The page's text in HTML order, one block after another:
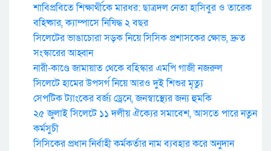
শাবিপ্রবিতে শিক্ষার্থীকে মারধর: ছাত্রদল নেতা হাসিবুর ও তারেক
বহিষ্কার, ক্যাম্পাসে নিষিদ্ধ ২ বছর
সিলেটের ভাঙাচোরা সড়ক নিয়ে সিসিক প্রশাসকের ক্ষোভ, দ্রুত
সংস্কারের আহ্বান
নারী-কাণ্ডে জামায়াত থেকে বহিস্কার এমপি গাজী নজরুল
সিলেটে হামের উপসর্গ নিয়ে আরও দুই শিশুর মৃত্যু
সেপটিক ট্যাংকের বর্জ্য ড্রেনে, জনস্বাস্থ্যের জন্য হুমকি
২৫ জুলাই সিলেটে ১১ দলীয় ঐক্যের সমাবেশ, আসতে পারে নতুন
কর্মসুচী
সিসিকের প্রধান নির্বাহী কর্মকর্তার নাম ব্যবহার করে অনুদান